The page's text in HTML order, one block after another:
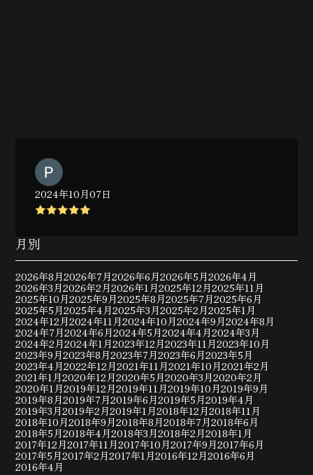
2024年10月07日
月別
2026年8月2026年7月2026年6月2026年5月2026年4月
2026年3月2026年2月2026年1月2025年12月2025年11月
2025年10月2025年9月2025年8月2025年7月2025年6月
2025年5月2025年4月2025年3月2025年2月2025年1月
2024年12月2024年11月2024年10月2024年9月2024年8月
2024年7月2024年6月2024年5月2024年4月2024年3月
2024年2月2024年1月2023年12月2023年11月2023年10月
2023年9月2023年8月2023年7月2023年6月2023年5月
2023年4月2022年12月2021年11月2021年10月2021年2月
2021年1月2020年12月2020年5月2020年3月2020年2月
2020年1月2019年12月2019年11月2019年10月2019年9月
2019年8月2019年7月2019年6月2019年5月2019年4月
2019年3月2019年2月2019年1月2018年12月2018年11月
2018年10月2018年9月2018年8月2018年7月2018年6月
2018年5月2018年4月2018年3月2018年2月2018年1月
2017年12月2017年11月2017年10月2017年9月2017年6月
2017年5月2017年2月2017年1月2016年12月2016年6月
2016年4月